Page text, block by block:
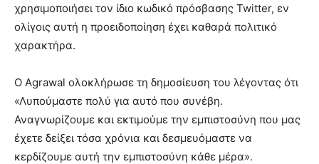
χρησιμοποιήσει τον ίδιο κωδικό πρόσβασης Twitter, εν
ολίγοις αυτή η προειδοποίηση έχει καθαρά πολιτικό
χαρακτήρα.
Ο Agrawal ολοκλήρωσε τη δημοσίευση του λέγοντας ότι
«Λυπούμαστε πολύ για αυτό που συνέβη.
Αναγνωρίζουμε και εκτιμούμε την εμπιστοσύνη που μας
έχετε δείξει τόσα χρόνια και δεσμευόμαστε να
κερδίζουμε αυτή την εμπιστοσύνη κάθε μέρα».